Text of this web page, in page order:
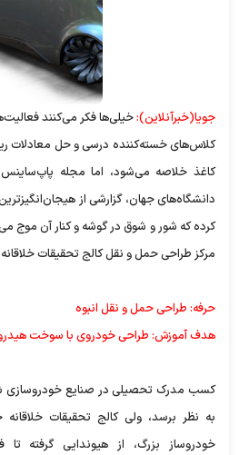
جویا(خبرآنلاین):خیلی‌ها فکر می‌کنند
کلاس‌های خسته‌کننده درسی و حل معادلات
کاغذ خلاصه می‌شود، اما مجله پاپ‌ساینس
دانشگاه‌های جهان، گزارشی از
کرده که شور و شوق در گوشه و کنار آن موج
مرکز طراحی حمل و نقل کالج تحقیقات
حرفه: طراحی حمل و نقل انبوه
هدف آموزش: طراحی خودروی با سوخت
کسب مدرک تحصیلی در صنایع خودروسازی
به نظر برسد، ولی کالج تحقیقات
خودروساز بزرگ، از هیوندایی گرفته تا